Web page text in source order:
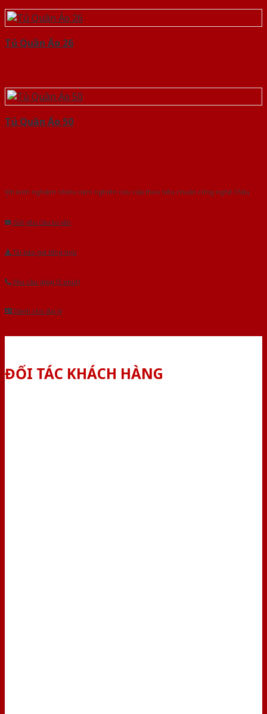
Tủ Quần Áo 26
Tủ Quần Áo 50
Với kinh nghiệm nhiêu năm nghiên cứu cửa theo tiêu chuẩn công nghệ Châu
Gửi yêu cầu tư vấn
Tải báo giá tổng hợp
Yêu cầu gọi lại (3 phút)
Dành cho đại lý
ĐỐI TÁC KHÁCH HÀNG